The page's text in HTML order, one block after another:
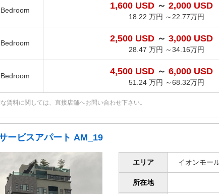
1,600 USD ～ 2,000 USD
18.22 万円 ～22.77万円
2,500 USD ～ 3,000 USD
28.47 万円 ～34.16万円
4,500 USD ～ 6,000 USD
51.24 万円 ～68.32万円
賃料に関しては、直接店舗へお問い合わせ下さい。
ービスアパート AM_19
エリア イオンモー
所在地